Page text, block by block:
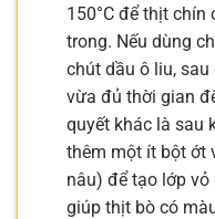
150°C để thịt
trong. Nếu dùng
chút dầu ô liu,
vừa đủ thời gian
quyết khác là sau
thêm một ít bột ớt
nâu) để tạo lớp
giúp thịt bò có